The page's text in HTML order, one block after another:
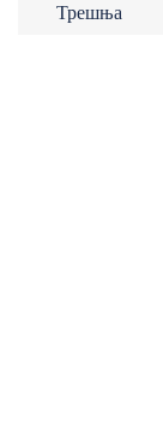
Трешња